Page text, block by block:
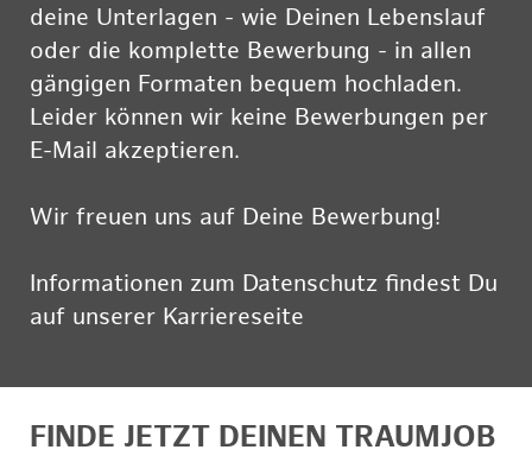
deine Unterlagen - wie Deinen Lebenslauf
oder die komplette Bewerbung - in allen
gängigen Formaten bequem hochladen.
Leider können wir keine Bewerbungen per
E-Mail akzeptieren.
Wir freuen uns auf Deine Bewerbung!
Informationen zum Datenschutz findest Du
auf unserer Karriereseite
FINDE JETZT DEINEN TRAUMJOB